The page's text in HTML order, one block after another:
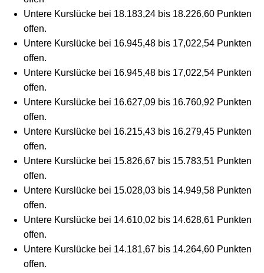
Untere Kurslücke bei 18.183,24 bis 18.226,60 Punkten
offen.
Untere Kurslücke bei 16.945,48 bis 17,022,54 Punkten
offen.
Untere Kurslücke bei 16.945,48 bis 17,022,54 Punkten
offen.
Untere Kurslücke bei 16.627,09 bis 16.760,92 Punkten
offen.
Untere Kurslücke bei 16.215,43 bis 16.279,45 Punkten
offen.
Untere Kurslücke bei 15.826,67 bis 15.783,51 Punkten
offen.
Untere Kurslücke bei 15.028,03 bis 14.949,58 Punkten
offen.
Untere Kurslücke bei 14.610,02 bis 14.628,61 Punkten
offen.
Untere Kurslücke bei 14.181,67 bis 14.264,60 Punkten
offen.